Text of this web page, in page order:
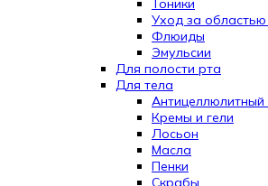
Тоники
Уход за областью
Флюиды
Эмульсии
Для полости рта
Для тела
Антицеллюлитный
Кремы и гели
Лосьон
Масла
Пенки
Скрабы